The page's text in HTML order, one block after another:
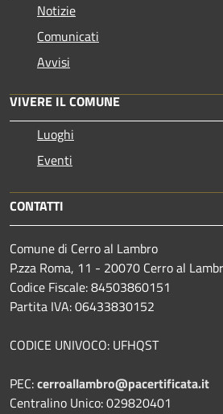
Notizie
Comunicati
Avvisi
VIVERE IL COMUNE
Luoghi
Eventi
CONTATTI
Comune di Cerro al Lambro
P.zza Roma, 11 - 20070 Cerro al
Codice Fiscale: 84503860151
Partita IVA: 06433830152
CODICE UNIVOCO: UFHQST
PEC:cerroallambro@pacertificata.it
Centralino Unico: 029820401